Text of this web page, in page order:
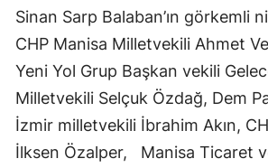
Sinan Sarp Balaban’ın görkemli
CHP Manisa Milletvekili Ahmet
Yeni Yol Grup Başkan vekili
Milletvekili Selçuk Özdağ, Dem
İzmir milletvekili İbrahim Akın,
İlksen Özalper, Manisa Ticaret